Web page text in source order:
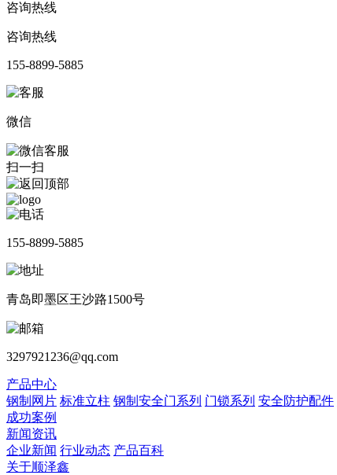
咨询热线
咨询热线
155-8899-5885
微信
扫一扫
155-8899-5885
青岛即墨区王沙路1500号
3297921236@qq.com
产品中心
钢制网片 标准立柱 钢制安全门系列 门锁系列 安全防护配件
成功案例
新闻资讯
企业新闻 行业动态 产品百科
关于顺泽鑫